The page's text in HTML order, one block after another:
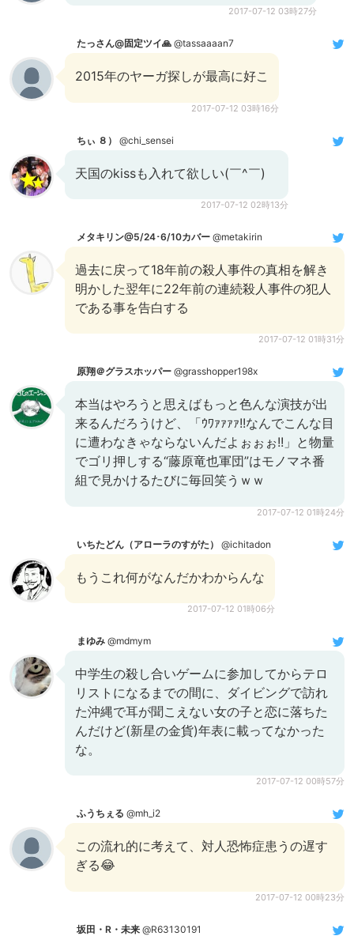
2017-07-12 03時27分
たっさん@固定ツイ🙏 @tassaaaan7
2015年のヤーガ探しが最高に好こ
2017-07-12 03時16分
ちぃ ８） @chi_sensei
天国のkissも入れて欲しい(￣^￣)ゞ
2017-07-12 02時13分
メタキリン@5/24･6/10カバー @metakirin
過去に戻って18年前の殺人事件の真相を解き
明かした翌年に22年前の連続殺人事件の犯人
である事を告白する
2017-07-12 01時31分
原翔＠グラスホッパー @grasshopper198x
本当はやろうと思えばもっと色んな演技が出
来るんだろうけど、「ｳﾜｧｧｧｧ!!なんでこんな目
に遭わなきゃならないんだよぉぉぉ!!」と物量
でゴリ押しする“藤原竜也軍団”はモノマネ番
組で見かけるたびに毎回笑うｗｗ
2017-07-12 01時24分
いちたどん（アローラのすがた） @ichitadon
もうこれ何がなんだかわからんな
2017-07-12 01時06分
まゆみ @mdmym
中学生の殺し合いゲームに参加してからテロ
リストになるまでの間に、ダイビングで訪れ
た沖縄で耳が聞こえない女の子と恋に落ちた
んだけど(新星の金貨)年表に載ってなかった
な。
2017-07-12 00時57分
ふうちぇる @mh_i2
この流れ的に考えて、対人恐怖症患うの遅す
ぎる😂
2017-07-12 00時23分
坂田・R・未来 @R63130191